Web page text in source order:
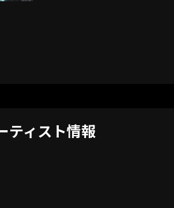
ティスト情報